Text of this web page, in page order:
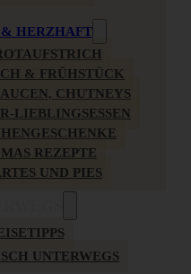
& HERZHAFT
& FRÜHSTÜCK
CHUTNEYS
LIEBLINGSESSEN
REZEPTE
UND PIES
UNTERWEGS